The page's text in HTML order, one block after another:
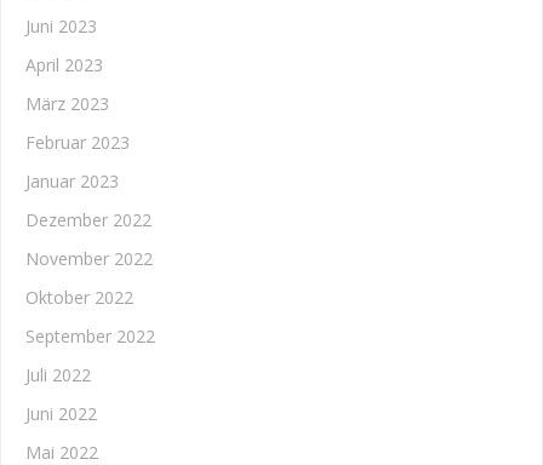
Juni 2023
April 2023
März 2023
Februar 2023
Januar 2023
Dezember 2022
November 2022
Oktober 2022
September 2022
Juli 2022
Juni 2022
Mai 2022